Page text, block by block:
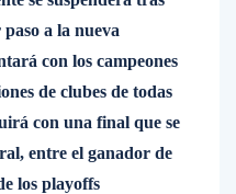
a la nueva
con los campeones
de clubes de todas
con una final que se
entre el ganador de
los playoffs